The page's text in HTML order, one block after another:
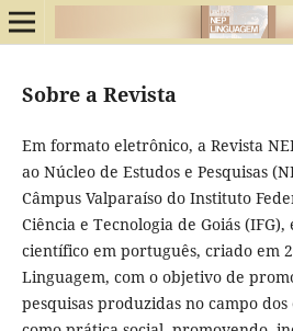
Sobre a Revista
Em formato eletrônico, a Revista
ao Núcleo de Estudos e Pesquisas
Câmpus Valparaíso do Instituto
Ciência e Tecnologia de Goiás
científico em português, criado em
Linguagem, com o objetivo de
pesquisas produzidas no campo